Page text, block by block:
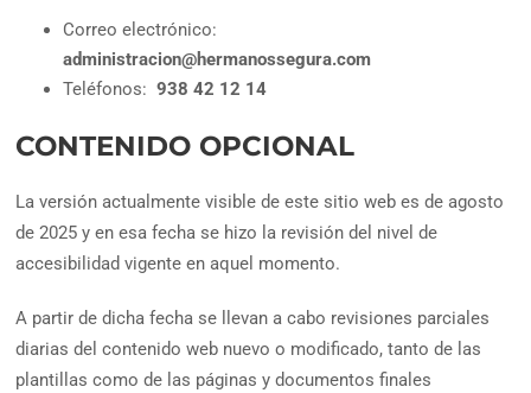
Correo electrónico:
administracion@hermanossegura.com
Teléfonos: 938 42 12 14
CONTENIDO OPCIONAL
La versión actualmente visible de este sitio web es de agosto
de 2025 y en esa fecha se hizo la revisión del nivel de
accesibilidad vigente en aquel momento.
A partir de dicha fecha se llevan a cabo revisiones parciales
diarias del contenido web nuevo o modificado, tanto de las
plantillas como de las páginas y documentos finales